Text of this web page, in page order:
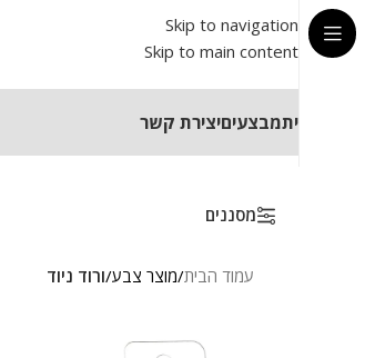
Skip to navigation
Skip to main content
ביתמבצעיםיצירת קשר
מסננים
עמוד הבית/מוצר צבע/ורוד ניוד